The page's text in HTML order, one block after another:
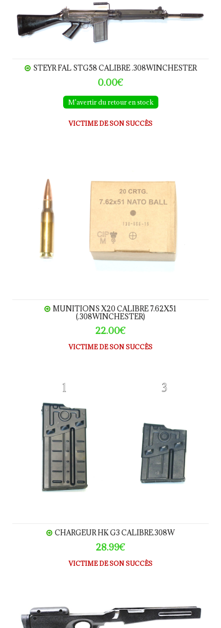
STEYR FAL STG58 CALIBRE .308WINCHESTER
0.00€
M'avertir du retour en stock
VICTIME DE SON SUCCÈS
MUNITIONS X20 CALIBRE 7.62X51
(.308WINCHESTER)
22.00€
VICTIME DE SON SUCCÈS
CHARGEUR HK G3 CALIBRE.308W
28.99€
VICTIME DE SON SUCCÈS